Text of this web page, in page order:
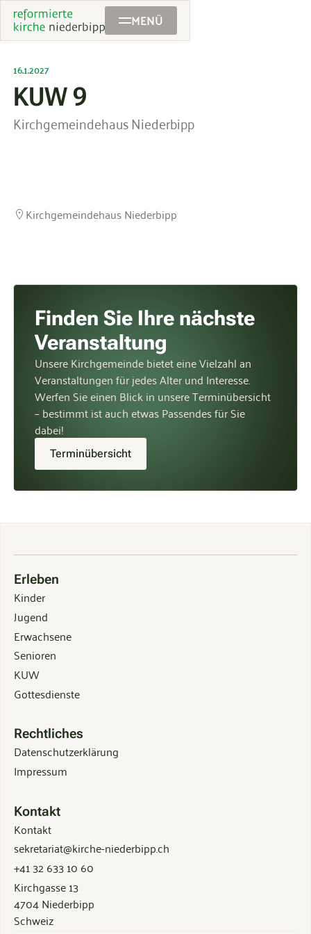
MENÜ
16.1.2027
KUW 9
Kirchgemeindehaus Niederbipp
Kirchgemeindehaus Niederbipp
Finden Sie Ihre nächste
Veranstaltung
Unsere Kirchgemeinde bietet eine Vielzahl an
Veranstaltungen für jedes Alter und Interesse.
Werfen Sie einen Blick in unsere Terminübersicht
– bestimmt ist auch etwas Passendes für Sie
dabei!
Terminübersicht
Erleben
Kinder
Jugend
Erwachsene
Senioren
KUW
Gottesdienste
Rechtliches
Datenschutzerklärung
Impressum
Kontakt
Kontakt
sekretariat@kirche-niederbipp.ch
+41 32 633 10 60
Kirchgasse 13
4704 Niederbipp
Schweiz